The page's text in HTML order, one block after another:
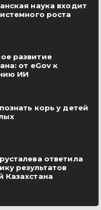
наука входит
роста
развитие
от eGov к
ИИ
корь у детей
ответила
результатов
Казахстана